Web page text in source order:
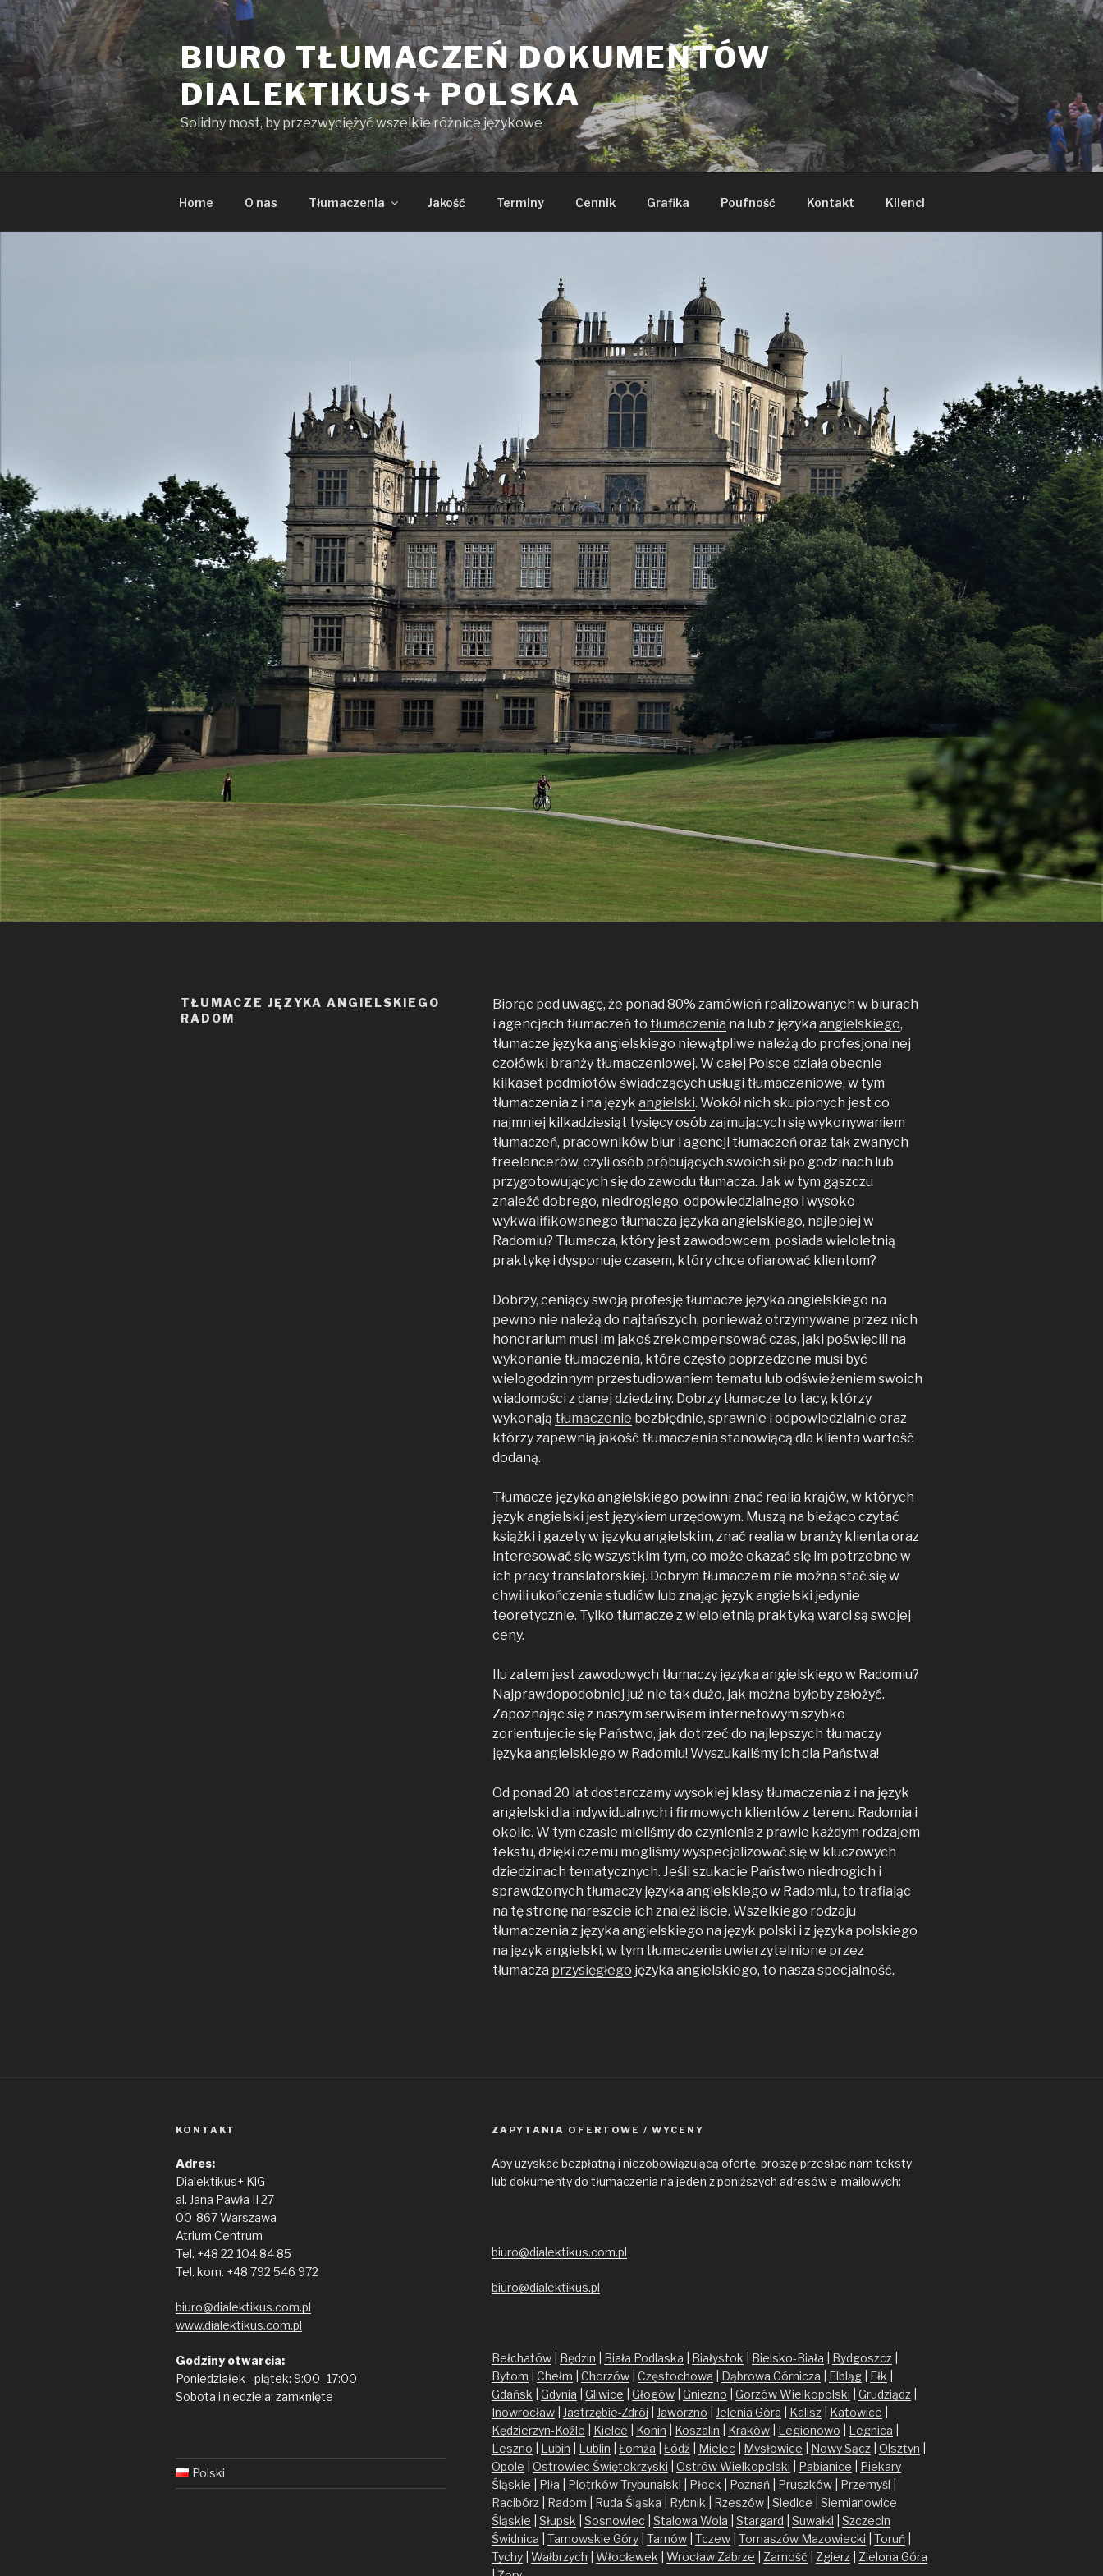
Przeskocz
do
treści
BIURO TŁUMACZEŃ DOKUMENTÓW
DIALEKTIKUS+ POLSKA
Solidny most, by przezwyciężyć wszelkie różnice językowe
Home O nas Tłumaczenia Jakość Terminy Cennik Grafika Poufność Kontakt Klienci
TŁUMACZE JĘZYKA ANGIELSKIEGO
RADOM
Biorąc pod uwagę, że ponad 80% zamówień realizowanych w biurach
i agencjach tłumaczeń to tłumaczenia na lub z języka angielskiego,
tłumacze języka angielskiego niewątpliwe należą do profesjonalnej
czołówki branży tłumaczeniowej. W całej Polsce działa obecnie
kilkaset podmiotów świadczących usługi tłumaczeniowe, w tym
tłumaczenia z i na język angielski. Wokół nich skupionych jest co
najmniej kilkadziesiąt tysięcy osób zajmujących się wykonywaniem
tłumaczeń, pracowników biur i agencji tłumaczeń oraz tak zwanych
freelancerów, czyli osób próbujących swoich sił po godzinach lub
przygotowujących się do zawodu tłumacza. Jak w tym gąszczu
znaleźć dobrego, niedrogiego, odpowiedzialnego i wysoko
wykwalifikowanego tłumacza języka angielskiego, najlepiej w
Radomiu? Tłumacza, który jest zawodowcem, posiada wieloletnią
praktykę i dysponuje czasem, który chce ofiarować klientom?
Dobrzy, ceniący swoją profesję tłumacze języka angielskiego na
pewno nie należą do najtańszych, ponieważ otrzymywane przez nich
honorarium musi im jakoś zrekompensować czas, jaki poświęcili na
wykonanie tłumaczenia, które często poprzedzone musi być
wielogodzinnym przestudiowaniem tematu lub odświeżeniem swoich
wiadomości z danej dziedziny. Dobrzy tłumacze to tacy, którzy
wykonają tłumaczenie bezbłędnie, sprawnie i odpowiedzialnie oraz
którzy zapewnią jakość tłumaczenia stanowiącą dla klienta wartość
dodaną.
Tłumacze języka angielskiego powinni znać realia krajów, w których
język angielski jest językiem urzędowym. Muszą na bieżąco czytać
książki i gazety w języku angielskim, znać realia w branży klienta oraz
interesować się wszystkim tym, co może okazać się im potrzebne w
ich pracy translatorskiej. Dobrym tłumaczem nie można stać się w
chwili ukończenia studiów lub znając język angielski jedynie
teoretycznie. Tylko tłumacze z wieloletnią praktyką warci są swojej
ceny.
Ilu zatem jest zawodowych tłumaczy języka angielskiego w Radomiu?
Najprawdopodobniej już nie tak dużo, jak można byłoby założyć.
Zapoznając się z naszym serwisem internetowym szybko
zorientujecie się Państwo, jak dotrzeć do najlepszych tłumaczy
języka angielskiego w Radomiu! Wyszukaliśmy ich dla Państwa!
Od ponad 20 lat dostarczamy wysokiej klasy tłumaczenia z i na język
angielski dla indywidualnych i firmowych klientów z terenu Radomia i
okolic. W tym czasie mieliśmy do czynienia z prawie każdym rodzajem
tekstu, dzięki czemu mogliśmy wyspecjalizować się w kluczowych
dziedzinach tematycznych. Jeśli szukacie Państwo niedrogich i
sprawdzonych tłumaczy języka angielskiego w Radomiu, to trafiając
na tę stronę nareszcie ich znaleźliście. Wszelkiego rodzaju
tłumaczenia z języka angielskiego na język polski i z języka polskiego
na język angielski, w tym tłumaczenia uwierzytelnione przez
tłumacza przysięgłego języka angielskiego, to nasza specjalność.
KONTAKT
Adres:
Dialektikus+ KlG
al. Jana Pawła II 27
00-867 Warszawa
Atrium Centrum
Tel. +48 22 104 84 85
Tel. kom. +48 792 546 972
biuro@dialektikus.com.pl
www.dialektikus.com.pl
Godziny otwarcia:
Poniedziałek—piątek: 9:00–17:00
Sobota i niedziela: zamknięte
Polski
ZAPYTANIA OFERTOWE / WYCENY
Aby uzyskać bezpłatną i niezobowiązującą ofertę, proszę przesłać nam teksty
lub dokumenty do tłumaczenia na jeden z poniższych adresów e-mailowych:
biuro@dialektikus.com.pl
biuro@dialektikus.pl
Bełchatów| Będzin Biała Podlaska Białystok Bielsko-Biała Bydgoszcz|
Bytom
Chełm Chorzów| Częstochowa Dąbrowa Górnicza Elbląg| Ełk
Gdańsk
Gdynia Gliwice Głogów| Gniezno Gorzów Wielkopolski Grudziądz|
Inowrocław| Jastrzębie-Zdrój Jaworzno Jelenia Góra Kalisz| Katowice
Kędzierzyn-Koźle
Kielce Konin Koszalin Kraków| Legionowo Legnica
Leszno
Lubin Lublin Łomża Łódź Mielec Mysłowice Nowy Sącz| Olsztyn
Opole
Ostrowiec Świętokrzyski Ostrów Wielkopolski Pabianice
Piekary
Śląskie
Piła Piotrków Trybunalski Płock Poznań| Pruszków| Przemyśl
Racibórz| Radom Ruda Śląska Rybnik Rzeszów| Siedlce
Siemianowice
Śląskie
Słupsk Sosnowiec Stalowa Wola Stargard Suwałki
Szczecin
Świdnica
Tarnowskie Góry| Tarnów| Tczew| Tomaszów Mazowiecki Toruń|
Tychy| Wałbrzych Włocławek Wrocław Zabrze Zamość Zgierz| Zielona Góra